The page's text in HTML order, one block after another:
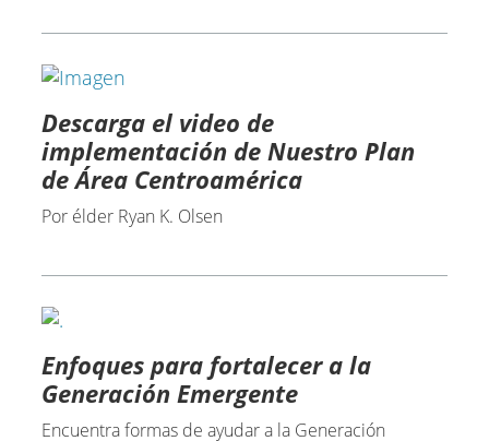
Descarga el video de
implementación de Nuestro Plan
de Área Centroamérica
Por élder Ryan K. Olsen
Enfoques para fortalecer a la
Generación Emergente
Encuentra formas de ayudar a la Generación